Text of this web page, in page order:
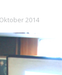
2014